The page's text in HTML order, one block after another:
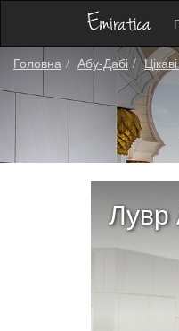
Головна Абу-Дабі
Лувр